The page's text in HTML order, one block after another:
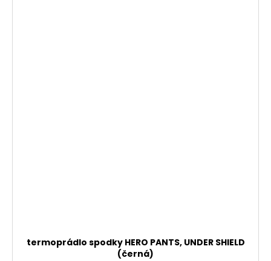
termoprádlo spodky HERO PANTS, UNDER SHIELD
(černá)